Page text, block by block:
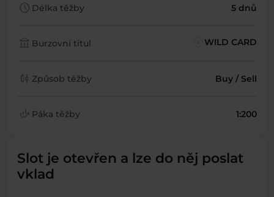
schedule Délka těžby 5 dnů
account_balance Burzovní titul WILD CARD
candlestick_chart Způsob těžby Buy / Sell
finance_mode Páka těžby 1:200
Slot je otevřen a lze do něj poslat
vklad